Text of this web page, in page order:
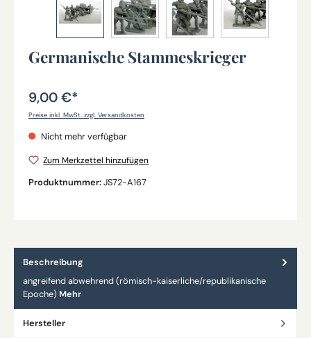
Germanische Stammeskrieger
9,00 €*
Preise inkl. MwSt. zzgl. Versandkosten
Nicht mehr verfügbar
Zum Merkzettel hinzufügen
Produktnummer:JS72-A167
Beschreibung
angreifend abwehrend (römisch-kaiserliche/republikanische
Epoche) Mehr
Hersteller